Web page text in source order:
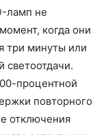
ламп не
когда они
три минуты или
светоотдачи.
процентной
повторного
отключения